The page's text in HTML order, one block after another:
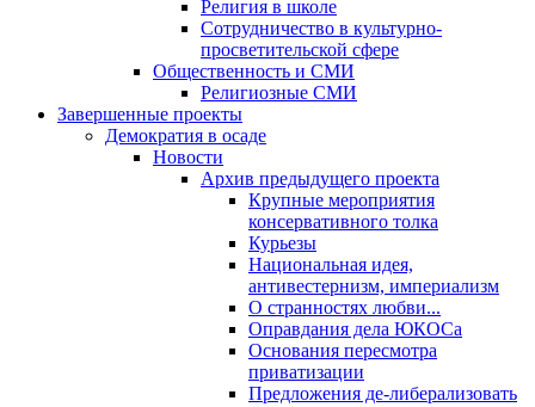
Религия в школе
Сотрудничество в культурно-
просветительской сфере
Общественность и СМИ
Религиозные СМИ
Завершенные проекты
Демократия в осаде
Новости
Архив предыдущего проекта
Крупные мероприятия
консервативного толка
Курьезы
Национальная идея,
антивестернизм, империализм
О странностях любви...
Оправдания дела ЮКОСа
Основания пересмотра
приватизации
Предложения де-либерализовать